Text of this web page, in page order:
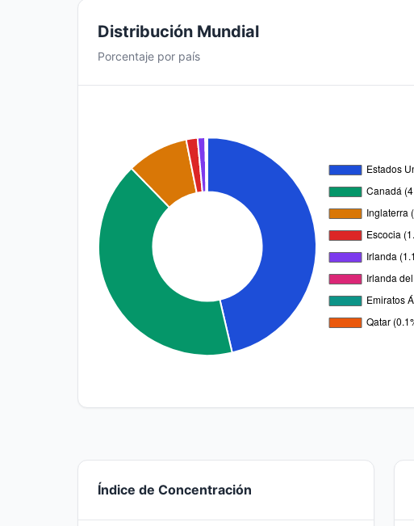
Distribución Mundial
Porcentaje por país
Índice de Concentración